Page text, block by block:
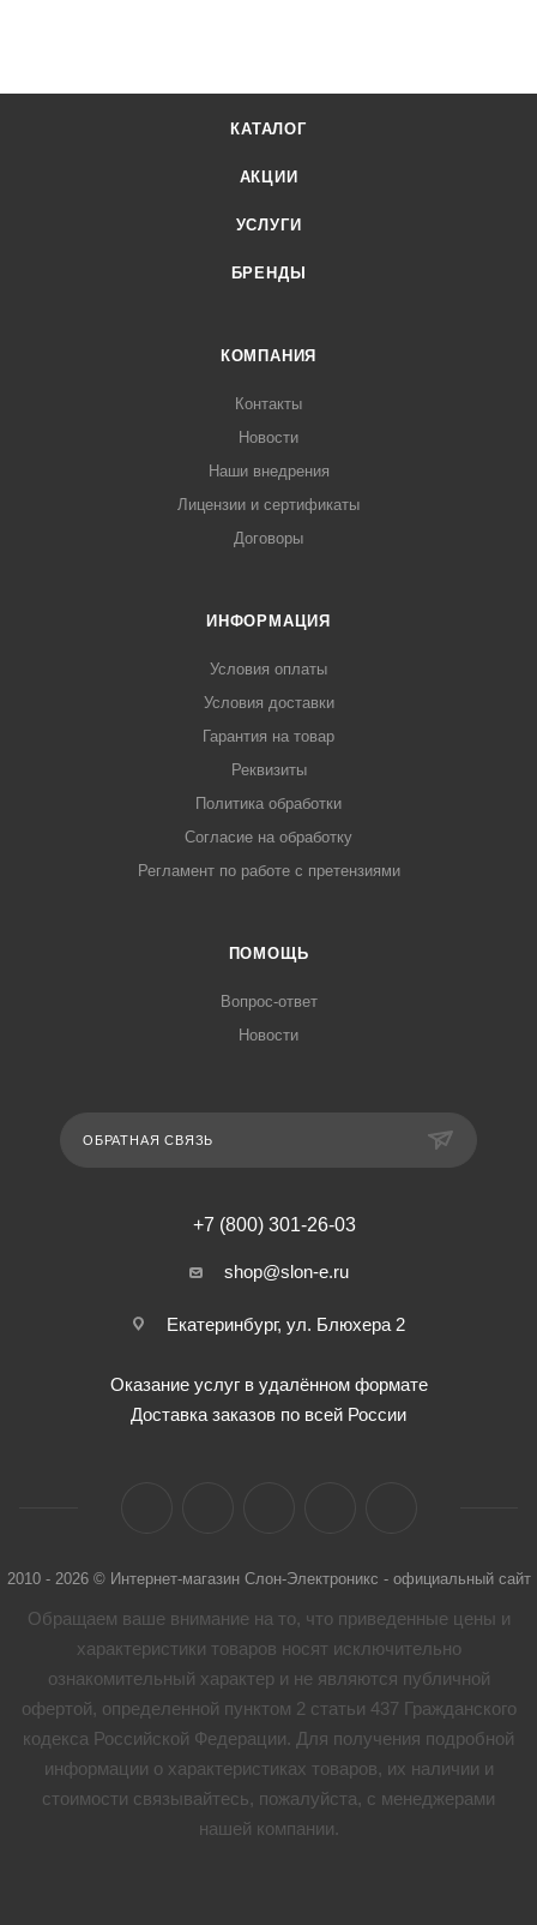
КАТАЛОГ
АКЦИИ
УСЛУГИ
БРЕНДЫ
КОМПАНИЯ
Контакты
Новости
Наши внедрения
Лицензии и сертификаты
Договоры
ИНФОРМАЦИЯ
Условия оплаты
Условия доставки
Гарантия на товар
Реквизиты
Политика обработки
Согласие на обработку
Регламент по работе с претензиями
ПОМОЩЬ
Вопрос-ответ
Новости
ОБРАТНАЯ СВЯЗЬ
+7 (800) 301-26-03
shop@slon-e.ru
Екатеринбург, ул. Блюхера 2
Оказание услуг в удалённом формате
Доставка заказов по всей России
2010 - 2026 © Интернет-магазин Слон-Электроникс - официальный сайт
Обращаем ваше внимание на то, что приведенные цены и
характеристики товaров носят исключительно
ознакомительный характер и не являются публичной
офертой, определенной пунктом 2 статьи 437 Гражданского
кодекса Российской Федерации. Для получения подробной
информации о характеристиках товaров, их наличии и
стоимости связывайтесь, пожалуйста, с менеджерами
нашей компании.